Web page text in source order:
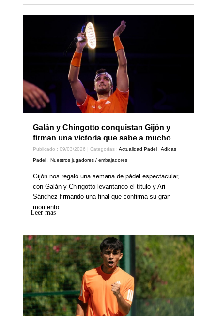
Galán y Chingotto conquistan Gijón y
firman una victoria que sabe a mucho
Publicado : 09/03/2026 | Categorías :Actualidad Padel ,Adidas
Padel ,Nuestros jugadores / embajadores
Gijón nos regaló una semana de pádel espectacular,
con Galán y Chingotto levantando el título y Ari
Sánchez firmando una final que confirma su gran
momento.
Leer mas